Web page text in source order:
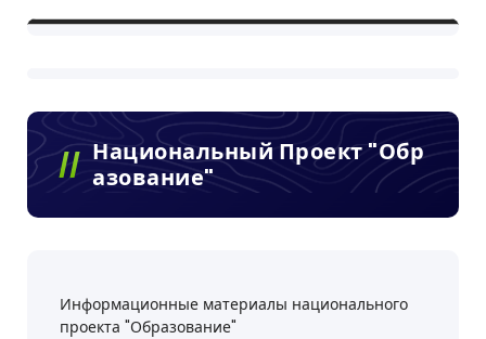
Национальный Проект "Обр
Азование"
Информационные материалы национального
проекта "Образование"